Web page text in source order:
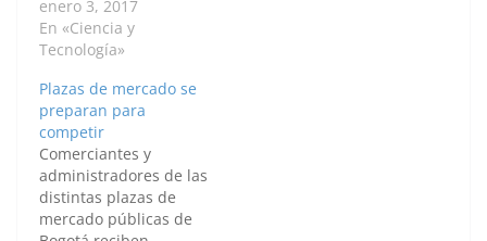
una pieza similar a la
madera tríplex, cuyo
uso podría servir como
sonoro, ideal en
construcciones.
BOGOTÁ D. C., 03 de
enero de 2017 —
Agencia de Noticias
UN-…
enero 3, 2017
En «Ciencia y
Tecnología»
Plazas de mercado se
preparan para
competir
Comerciantes y
administradores de las
distintas plazas de
mercado públicas de